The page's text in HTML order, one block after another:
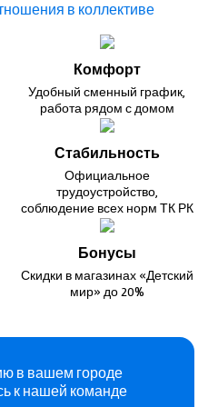
в коллективе
Комфорт
Удобный сменный график,
работа рядом с домом
Стабильность
Официальное
трудоустройство,
соблюдение всех норм ТК РК
Бонусы
Скидки в магазинах «Детский
мир» до 20%
в вашем городе
к нашей команде